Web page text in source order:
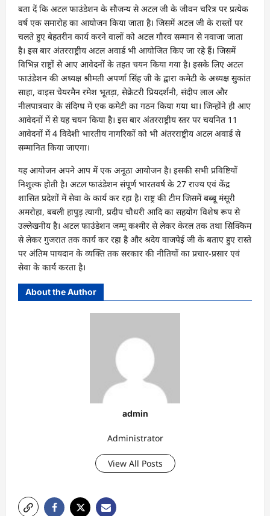
बता दें कि अटल फाउंडेशन के सौजन्य से अटल जी के जीवन चरित्र पर प्रत्येक
वर्ष एक समारोह का आयोजन किया जाता है। जिसमें अटल जी के रास्तों पर
चलते हुए बेहतरीन कार्य करने वालों को अटल गौरव सम्मान से नवाजा जाता
है। इस बार अंतरराष्ट्रीय अटल अवार्ड भी आयोजित किए जा रहे हैं। जिसमें
विभिन्न राष्ट्रों से आए आवेदनों के तहत चयन किया गया है। इसके लिए अटल
फाउंडेशन की अध्यक्ष श्रीमती अपर्णा सिंह जी के द्वारा कमेटी के अध्यक्ष सुकांत
साहा, वाइस चेयरमैन रमेश भूतड़ा, सेक्रेटरी प्रियदर्शनी, संदीप लाल और
नीलपात्रवार के संदिग्ध में एक कमेटी का गठन किया गया था। जिन्होंने ही आए
आवेदनों में से यह चयन किया है। इस बार अंतरराष्ट्रीय स्तर पर चयनित 11
आवेदनों में 4 विदेशी भारतीय नागरिकों को भी अंतरराष्ट्रीय अटल अवार्ड से
सम्मानित किया जाएगा।
यह आयोजन अपने आप में एक अनूठा आयोजन है। इसकी सभी प्रविष्टियों
निशुल्क होती है। अटल फाउंडेशन संपूर्ण भारतवर्ष के 27 राज्य एवं केंद्र
शासित प्रदेशों में सेवा के कार्य कर रहा है। राष्ट्र की टीम जिसमें बब्बू मंसूरी
अमरोहा, बबली हापुड़ त्यागी, प्रदीप चौधरी आदि का सहयोग विशेष रूप से
उल्लेखनीय है। अटल फाउंडेशन जम्मू कश्मीर से लेकर केरल तक तथा सिक्किम
से लेकर गुजरात तक कार्य कर रहा है और श्रदेय वाजपेई जी के बताए हुए रास्ते
पर अंतिम पायदान के व्यक्ति तक सरकार की नीतियों का प्रचार-प्रसार एवं
सेवा के कार्य करता है।
About the Author
admin
Administrator
View All Posts